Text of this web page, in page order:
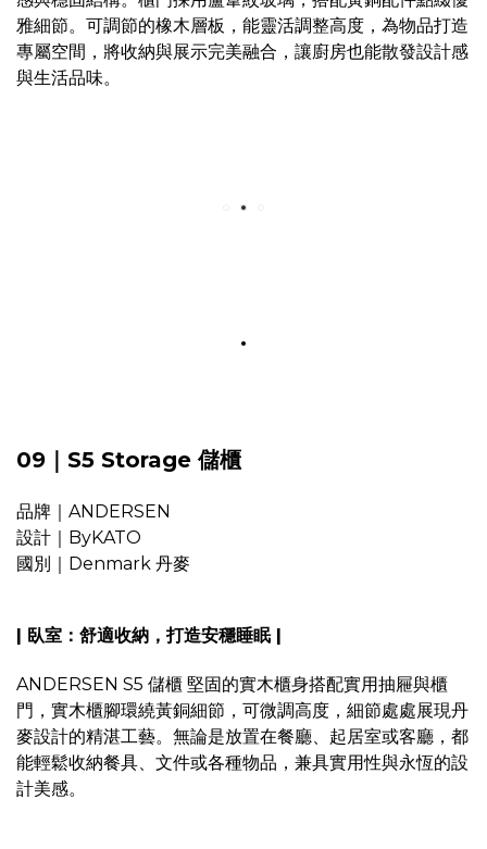
雅細節。可調節的橡木層板，能靈活調整高度，為物品打造
專屬空間，將收納與展示完美融合，讓廚房也能散發設計感
與生活品味。
.
09｜S5 Storage 儲櫃
品牌｜ANDERSEN
設計｜ByKATO
國別｜Denmark 丹麥
| 臥室：舒適收納，打造安穩睡眠 |
ANDERSEN S5 儲櫃 堅固的實木櫃身搭配實用抽屜與櫃
門，實木櫃腳環繞黃銅細節，可微調高度，細節處處展現丹
麥設計的精湛工藝。無論是放置在餐廳、起居室或客廳，都
能輕鬆收納餐具、文件或各種物品，兼具實用性與永恆的設
計美感。